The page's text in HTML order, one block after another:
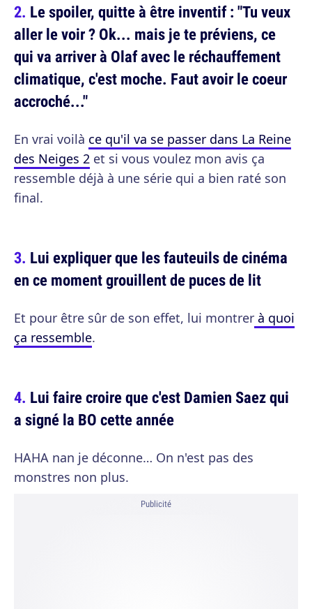
Le spoiler, quitte à être inventif : "Tu veux
aller le voir ? Ok... mais je te préviens, ce
qui va arriver à Olaf avec le réchauffement
climatique, c'est moche. Faut avoir le coeur
accroché..."
En vrai voilà ce qu'il va se passer dans La Reine
des Neiges 2 et si vous voulez mon avis ça
ressemble déjà à une série qui a bien raté son
final.
Lui expliquer que les fauteuils de cinéma
en ce moment grouillent de puces de lit
Et pour être sûr de son effet, lui montrer à quoi
ça ressemble.
Lui faire croire que c'est Damien Saez qui
a signé la BO cette année
HAHA nan je déconne… On n'est pas des
monstres non plus.
Publicité